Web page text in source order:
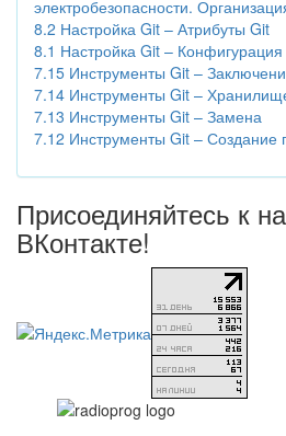
электробезопасности.
8.2 Настройка Git – Атрибуты Git
8.1 Настройка Git –
7.15 Инструменты Git –
7.14 Инструменты Git –
7.13 Инструменты Git – Замена
7.12 Инструменты Git – Создание
Присоединяйтесь к
ВКонтакте!